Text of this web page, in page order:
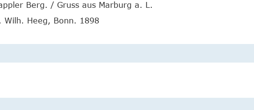
Berg. / Gruss aus Marburg a. L.
Wilh. Heeg, Bonn. 1898